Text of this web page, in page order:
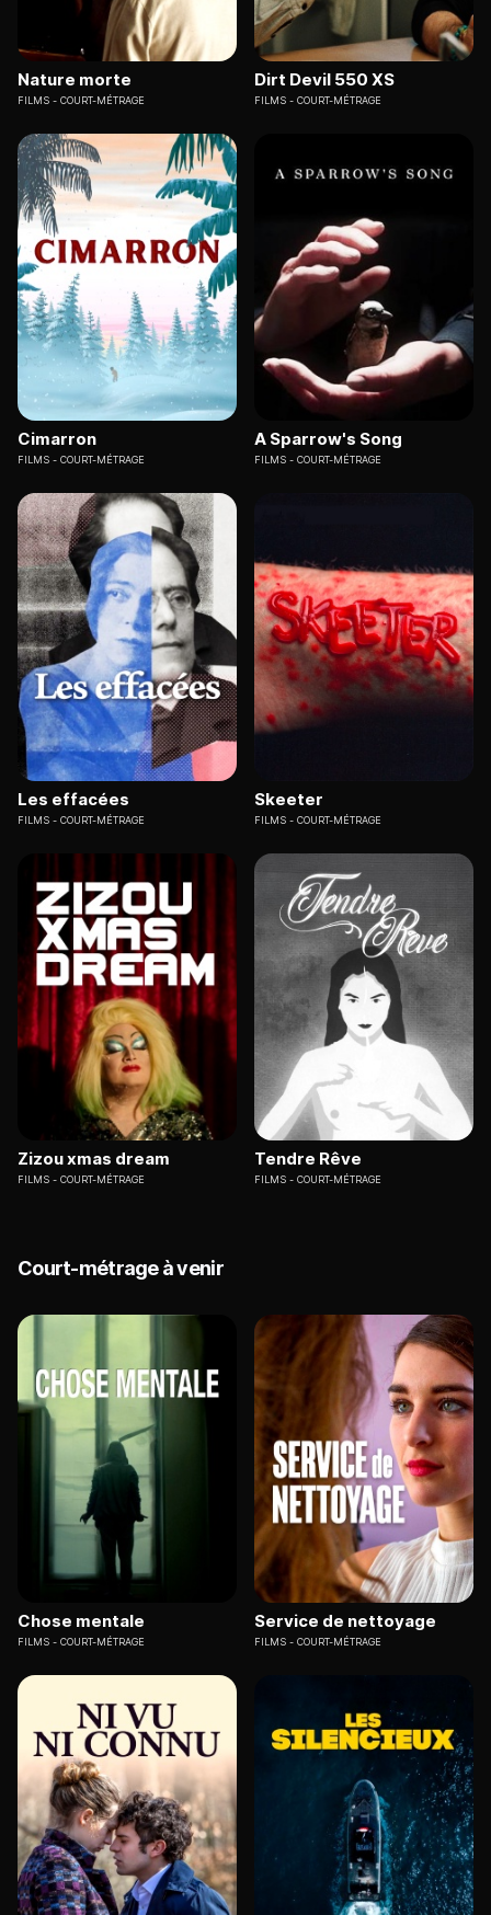
Nature morte
FILMS COURT-MÉTRAGE
Dirt Devil 550 XS
FILMS COURT-MÉTRAGE
Cimarron
FILMS COURT-MÉTRAGE
A Sparrow's Song
FILMS COURT-MÉTRAGE
Les effacées
FILMS COURT-MÉTRAGE
Skeeter
FILMS COURT-MÉTRAGE
Zizou xmas dream
FILMS COURT-MÉTRAGE
Tendre Rêve
FILMS COURT-MÉTRAGE
Court-métrage à venir
Chose mentale
FILMS COURT-MÉTRAGE
Service de nettoyage
FILMS COURT-MÉTRAGE